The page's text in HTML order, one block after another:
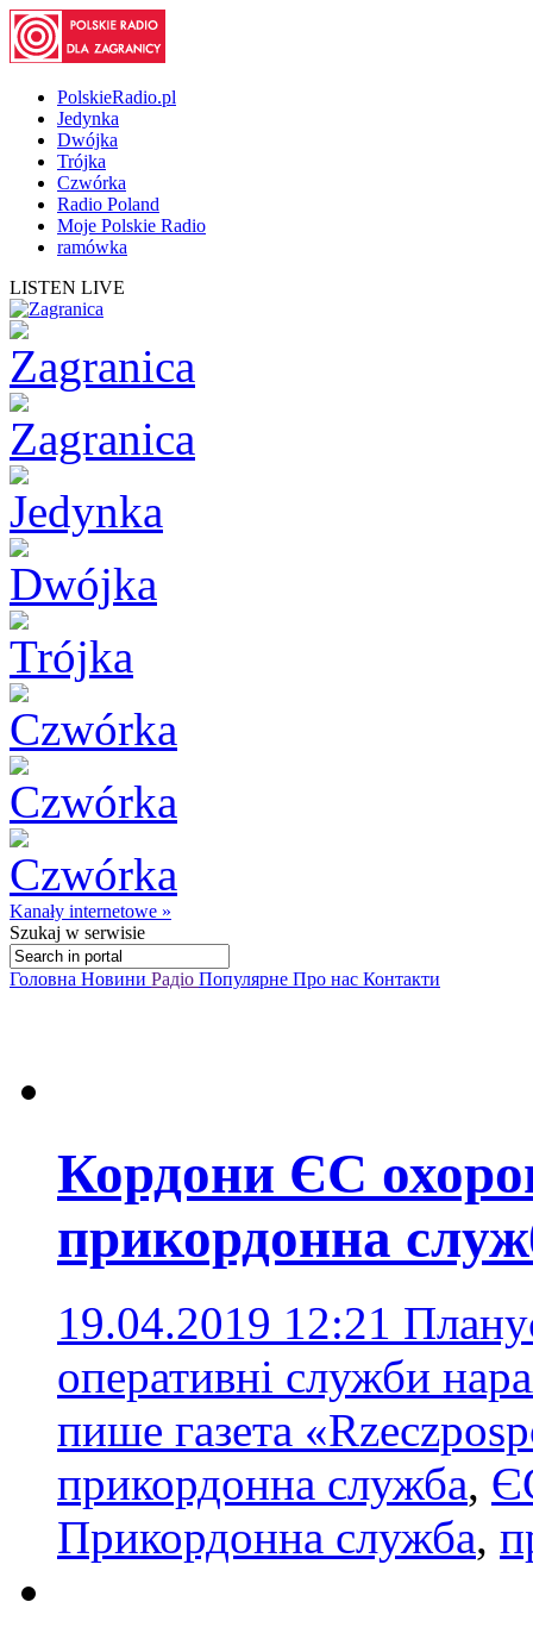
PolskieRadio.pl
Jedynka
Dwójka
Trójka
Czwórka
Radio Poland
Moje Polskie Radio
ramówka
LISTEN LIVE
Kanały internetowe »
Szukaj w serwisie
Головна Новини Радіо Популярне Про нас Контакти
Кордони ЄС
прикордонна
19.04.2019 12:21
оперативні служби
пише газета
прикордонна служба,
Прикордонна служба,